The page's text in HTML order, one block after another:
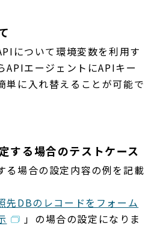
について環境変数を利用す
APIエージェントにAPIキー
単に入れ替えることが可能で
する場合のテストケース
る場合の設定内容の例を記載
先DBのレコードをフォーム
」の場合の設定になりま